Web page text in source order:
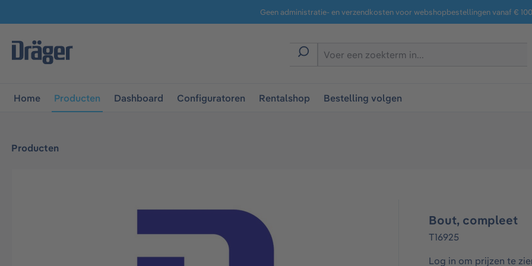
Ga naar navigatie B2B-platformGeen administratie- en verzendkosten voor webshopbestellingen vanaf €
Home Producten Dashboard Configuratoren Rentalshop Bestelling volgen
Producten
Bout, compleet
T16925
Log in om prijzen te